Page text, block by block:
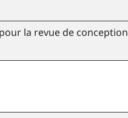
la revue de conception